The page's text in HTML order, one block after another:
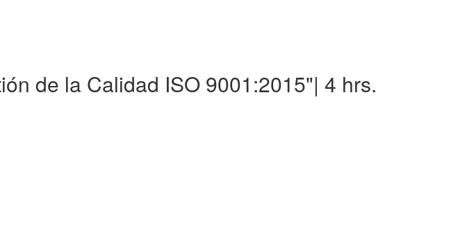
de la Calidad ISO 9001:2015"| 4 hrs.